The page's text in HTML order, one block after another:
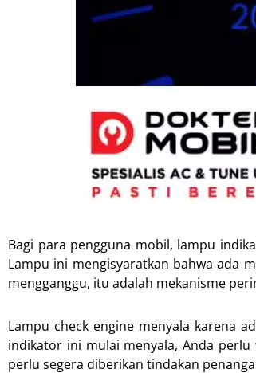
Bagi para pengguna mobil, lampu
Lampu ini mengisyaratkan bahwa ada
mengganggu, itu adalah mekanisme
Lampu check engine menyala karena
indikator ini mulai menyala, Anda
perlu segera diberikan tindakan